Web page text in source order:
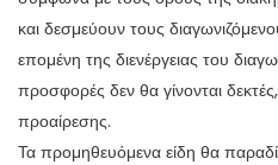
και δεσμεύουν τους
επομένη της διενέργειας του
προσφορές δεν θα γίνονται
προαίρεσης.
Τα προμηθευόμενα είδη θα